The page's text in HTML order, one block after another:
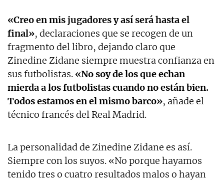
«Creo en mis jugadores y así será hasta el
final», declaraciones que se recogen de un
fragmento del libro, dejando claro que
Zinedine Zidane siempre muestra confianza en
sus futbolistas. «No soy de los que echan
mierda a los futbolistas cuando no están bien.
Todos estamos en el mismo barco», añade el
técnico francés del Real Madrid.
La personalidad de Zinedine Zidane es así.
Siempre con los suyos. «No porque hayamos
tenido tres o cuatro resultados malos o hayan